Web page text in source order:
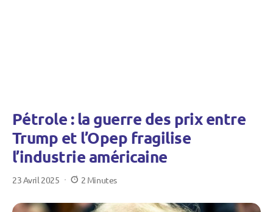
Pétrole : la guerre des prix entre
Trump et l’Opep fragilise
l’industrie américaine
23 Avril 2025 2 Minutes